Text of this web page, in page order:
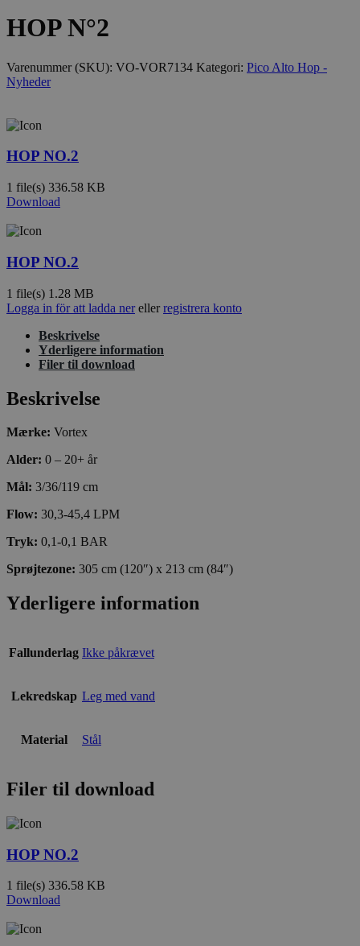
HOP N°2
Varenummer (SKU): VO-VOR7134 Kategori: Pico Alto Hop -
Nyheder
HOP NO.2
1 file(s) 336.58 KB
Download
HOP NO.2
1 file(s) 1.28 MB
Logga in för att ladda nerellerregistrera konto
Beskrivelse
Yderligere information
Filer til download
Beskrivelse
Mærke: Vortex
Alder: 0 – 20+ år
Mål: 3/36/119 cm
Flow: 30,3-45,4 LPM
Tryk: 0,1-0,1 BAR
Sprøjtezone: 305 cm (120″) x 213 cm (84″)
Yderligere information
Fallunderlag Ikke påkrævet
Lekredskap Leg med vand
Material Stål
Filer til download
HOP NO.2
1 file(s) 336.58 KB
Download